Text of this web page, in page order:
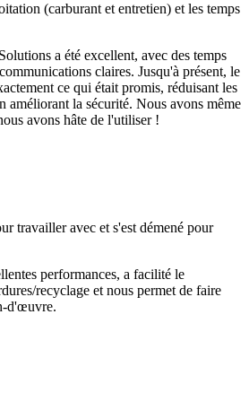
(carburant et entretien) et les temps
a été excellent, avec des temps
claires. Jusqu'à présent, le
ce qui était promis, réduisant les
améliorant la sécurité. Nous avons même
avons hâte de l'utiliser !
travailler avec et s'est démené pour
performances, a facilité le
recyclage et nous permet de faire
d'œuvre.